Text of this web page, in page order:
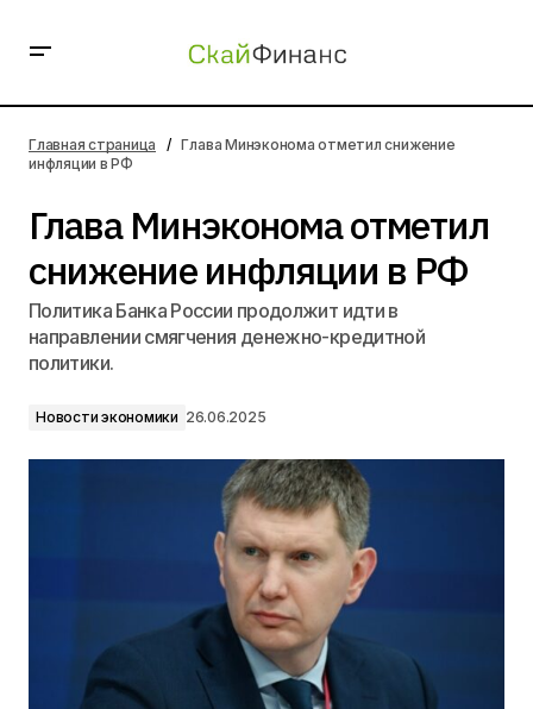
Главная страница
Глава Минэконома отметил снижение
инфляции в РФ
Глава Минэконома отметил
снижение инфляции в РФ
Политика Банка России продолжит идти в
направлении смягчения денежно-кредитной
политики.
Новости экономики 26.06.2025